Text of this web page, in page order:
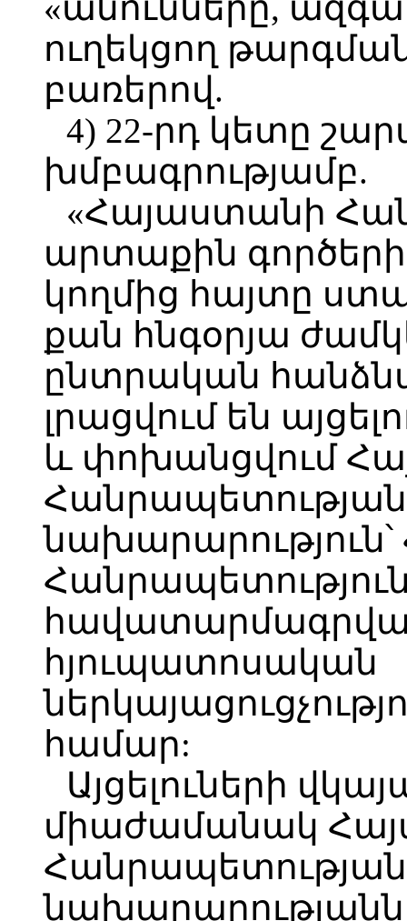
«անունները,
ուղեկցող
բառերով.
4) 22-րդ կետը
խմբագրությամբ.
«Հայաստանի
արտաքին
կողմից հայտը
քան հնգօրյա
ընտրական
լրացվում են
և փոխանցվում
հյուպատոսական
համար:
Այցելուների
միաժամանակ